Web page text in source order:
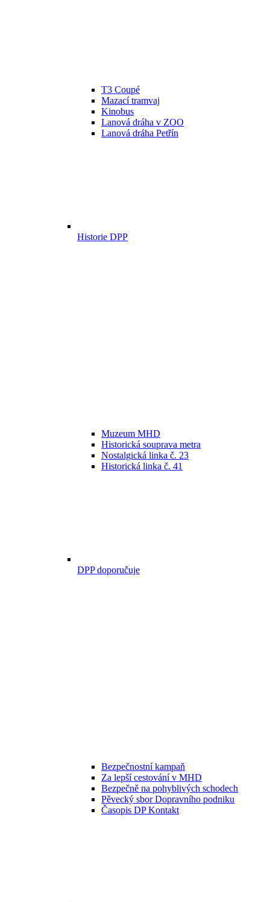
T3 Coupé
Mazací tramvaj
Kinobus
Lanová dráha v ZOO
Lanová dráha Petřín
Historie DPP
Muzeum MHD
Historická souprava metra
Nostalgická linka č. 23
Historická linka č. 41
DPP doporučuje
Bezpečnostní kampaň
Za lepší cestování v MHD
Bezpečně na pohyblivých schodech
Pěvecký sbor Dopravního podniku
Časopis DP Kontakt